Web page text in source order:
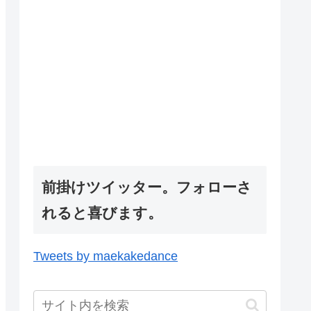
前掛けツイッター。フォローさ
れると喜びます。
Tweets by maekakedance